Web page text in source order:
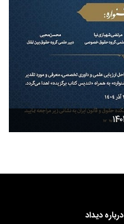
درباره دیداد